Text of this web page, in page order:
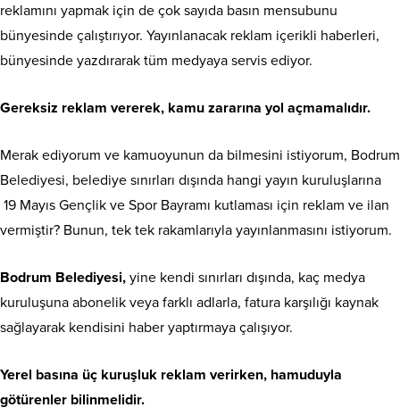
reklamını yapmak için de çok sayıda basın mensubunu
bünyesinde çalıştırıyor. Yayınlanacak reklam içerikli haberleri,
bünyesinde yazdırarak tüm medyaya servis ediyor.
Gereksiz reklam vererek, kamu zararına yol açmamalıdır.
Merak ediyorum ve kamuoyunun da bilmesini istiyorum, Bodrum
Belediyesi, belediye sınırları dışında hangi yayın kuruluşlarına
19 Mayıs Gençlik ve Spor Bayramı kutlaması için reklam ve ilan
vermiştir? Bunun, tek tek rakamlarıyla yayınlanmasını istiyorum.
Bodrum Belediyesi, yine kendi sınırları dışında, kaç medya
kuruluşuna abonelik veya farklı adlarla, fatura karşılığı kaynak
sağlayarak kendisini haber yaptırmaya çalışıyor.
Yerel basına üç kuruşluk reklam verirken, hamuduyla
götürenler bilinmelidir.